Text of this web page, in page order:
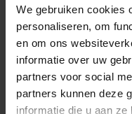
We gebruiken cookies
personaliseren, om
en om ons
informatie over uw
partners voor social
partners kunnen deze
informatie die u aan
Naar
Geen wachttijd
Wil je een
bijvoorbeeld